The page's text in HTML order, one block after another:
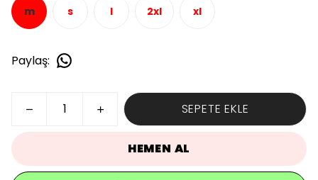
m s l 2xl xl
Paylaş:
SEPETE EKLE
HEMEN AL